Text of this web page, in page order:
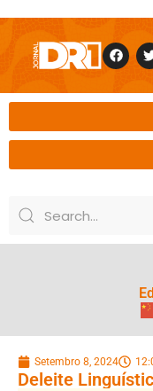
Setembro 8, 2024
Deleite